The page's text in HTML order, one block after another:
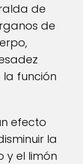
de
de
función
efecto
la
y el limón